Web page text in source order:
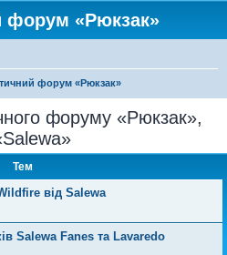
форум «Рюкзак»
форум «Рюкзак»
форуму «Рюкзак»,
Тем
від Salewa
Salewa Fanes та Lavaredo